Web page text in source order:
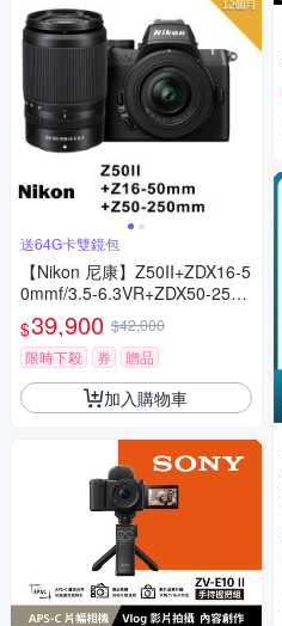
送64G卡雙鏡包
【Nikon 尼康】Z50II+ZDX16-5
0mmf/3.5-6.3VR+ZDX50-250
mm F/4.5-6.3 VR *(平行輸入)
$39,900 $42,000
限時下殺
券 贈品
加入購物車